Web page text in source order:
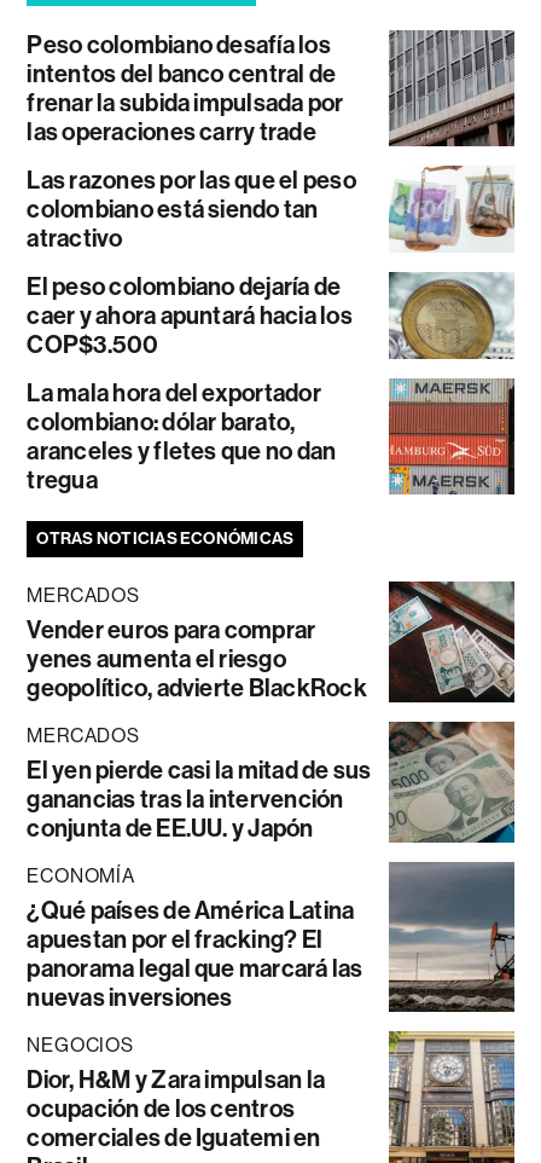
Peso colombiano desafía los
intentos del banco central de
frenar la subida impulsada por
las operaciones carry trade
Las razones por las que el peso
colombiano está siendo tan
atractivo
El peso colombiano dejaría de
caer y ahora apuntará hacia los
COP$3.500
La mala hora del exportador
colombiano: dólar barato,
aranceles y fletes que no dan
tregua
OTRAS NOTICIAS ECONÓMICAS
MERCADOS
Vender euros para comprar
yenes aumenta el riesgo
geopolítico, advierte BlackRock
MERCADOS
El yen pierde casi la mitad de sus
ganancias tras la intervención
conjunta de EE.UU. y Japón
ECONOMÍA
¿Qué países de América Latina
apuestan por el fracking? El
panorama legal que marcará las
nuevas inversiones
NEGOCIOS
Dior, H&M y Zara impulsan la
ocupación de los centros
comerciales de Iguatemi en